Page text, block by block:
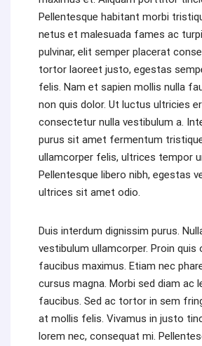
Pellentesque habitant morbi
netus et malesuada fames ac
pulvinar, elit semper placerat
tortor laoreet justo, egestas
felis. Nam et sapien mollis nulla
non quis dolor. Ut luctus ultricies
consectetur nulla vestibulum a.
purus sit amet fermentum
ullamcorper felis, ultrices tempor
Pellentesque libero nibh, egestas
ultrices sit amet odio.
Duis interdum dignissim purus.
vestibulum ullamcorper. Proin quis
faucibus maximus. Etiam nec
cursus magna. Morbi sed diam ac
faucibus. Sed ac tortor in sem
at mollis felis. Vivamus in justo
lorem nec, consequat mi.